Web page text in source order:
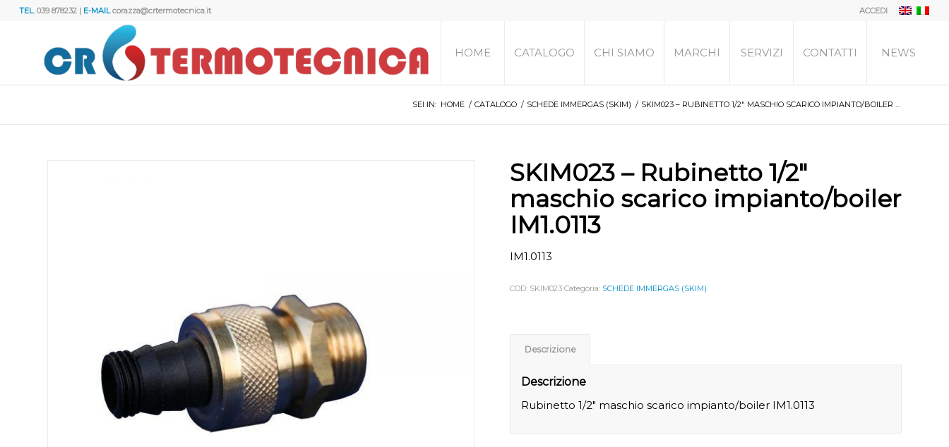
ACCEDI
TEL.039 878232 | E-MAILcorazza@crtermotecnica.it
HOME CATALOGO CHI SIAMO MARCHI SERVIZI CONTATTI NEWS
SEI IN: HOME / CATALOGO / SCHEDE IMMERGAS (SKIM) / SKIM023 – RUBINETTO 1/2″ MASCHIO SCARICO IMPIANTO/BOILER ...
SKIM023 – Rubinetto 1/2″
maschio scarico impianto/boiler
IM1.0113
IM1.0113
COD: SKIM023 Categoria: SCHEDE IMMERGAS (SKIM)
Descrizione
Descrizione
Rubinetto 1/2″ maschio scarico impianto/boiler IM1.0113